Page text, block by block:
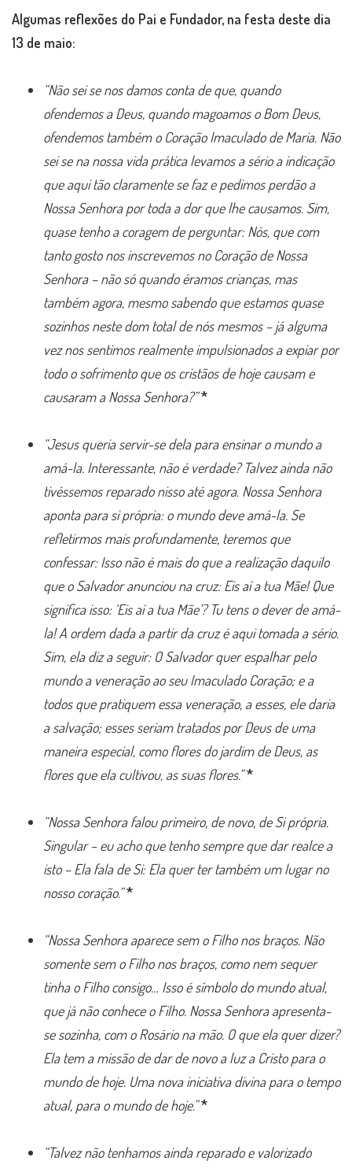
Algumas reflexões do Pai e Fundador, na festa deste dia
13 de maio:
“Não sei se nos damos conta de que, quando
ofendemos a Deus, quando magoamos o Bom Deus,
ofendemos também o Coração Imaculado de Maria. Não
sei se na nossa vida prática levamos a sério a indicação
que aqui tão claramente se faz e pedimos perdão a
Nossa Senhora por toda a dor que lhe causamos. Sim,
quase tenho a coragem de perguntar: Nós, que com
tanto gosto nos inscrevemos no Coração de Nossa
Senhora – não só quando éramos crianças, mas
também agora, mesmo sabendo que estamos quase
sozinhos neste dom total de nós mesmos – já alguma
vez nos sentimos realmente impulsionados a expiar por
todo o sofrimento que os cristãos de hoje causam e
causaram a Nossa Senhora?”*
“Jesus queria servir-se dela para ensinar o mundo a
amá-la. Interessante, não é verdade? Talvez ainda não
tivéssemos reparado nisso até agora. Nossa Senhora
aponta para si própria: o mundo deve amá-la. Se
refletirmos mais profundamente, teremos que
confessar: Isso não é mais do que a realização daquilo
que o Salvador anunciou na cruz: Eis aí a tua Mãe! Que
significa isso: ‘Eis aí a tua Mãe’? Tu tens o dever de amá-
la! A ordem dada a partir da cruz é aqui tomada a sério.
Sim, ela diz a seguir: O Salvador quer espalhar pelo
mundo a veneração ao seu Imaculado Coração; e a
todos que pratiquem essa veneração, a esses, ele daria
a salvação; esses seriam tratados por Deus de uma
maneira especial, como flores do jardim de Deus, as
flores que ela cultivou, as suas flores.”*
“Nossa Senhora falou primeiro, de novo, de Si própria.
Singular – eu acho que tenho sempre que dar realce a
isto – Ela fala de Si: Ela quer ter também um lugar no
nosso coração.”*
“Nossa Senhora aparece sem o Filho nos braços. Não
somente sem o Filho nos braços, como nem sequer
tinha o Filho consigo… Isso é símbolo do mundo atual,
que já não conhece o Filho. Nossa Senhora apresenta-
se sozinha, com o Rosário na mão. O que ela quer dizer?
Ela tem a missão de dar de novo a luz a Cristo para o
mundo de hoje. Uma nova iniciativa divina para o tempo
atual, para o mundo de hoje.”*
“Talvez não tenhamos ainda reparado e valorizado